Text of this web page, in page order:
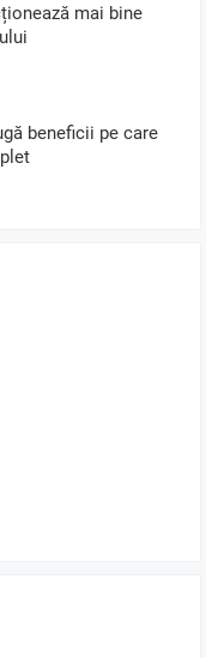
mai bine
beneficii pe care